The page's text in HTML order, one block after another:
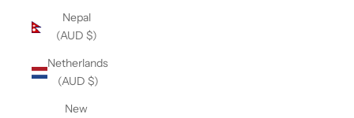
Nepal
(AUD $)
Netherlands
(AUD $)
New